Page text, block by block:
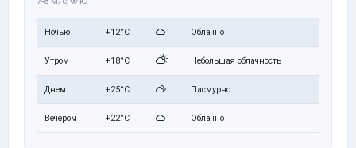
Ночью +12°C Облачно
Утром +18°C Небольшая облачность
Днем +25°C Пасмурно
Вечером +22°C Облачно